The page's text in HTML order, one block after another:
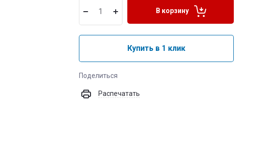
В корзину
Купить в 1 клик
Поделиться
Распечатать